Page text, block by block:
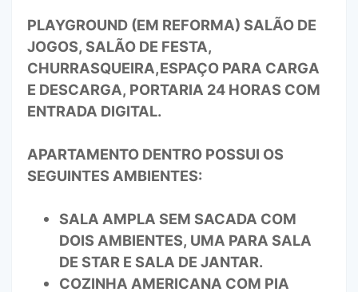
PLAYGROUND (EM REFORMA) SALÃO DE
JOGOS, SALÃO DE FESTA,
CHURRASQUEIRA,ESPAÇO PARA CARGA
E DESCARGA, PORTARIA 24 HORAS COM
ENTRADA DIGITAL.
APARTAMENTO DENTRO POSSUI OS
SEGUINTES AMBIENTES:
SALA AMPLA SEM SACADA COM
DOIS AMBIENTES, UMA PARA SALA
DE STAR E SALA DE JANTAR.
COZINHA AMERICANA COM PIA